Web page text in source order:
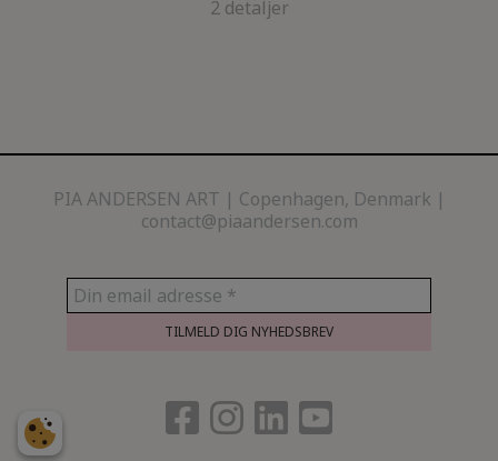
2 detaljer
PIA ANDERSEN ART
Copenhagen, Denmark |
contact@piaandersen.com